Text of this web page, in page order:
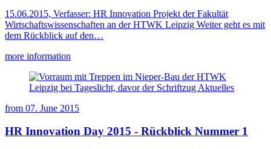
15.06.2015, Verfasser: HR Innovation Projekt der Fakultät
Wirtschaftswissenschaften an der HTWK Leipzig Weiter geht es mit
dem Rückblick auf den…
more information
from 07. June 2015
HR Innovation Day 2015 - Rückblick Nummer 1